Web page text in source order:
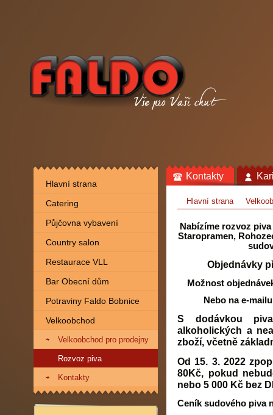
Kontakty
Hlavní strana
Catering
Půjčovna vybavení
Country salon
Restaurace VLL
Bar Obecní dům
Potraviny Faldo Bobnice
Velkoobchod
Velkoobchod pro prodejny
Rozvoz piva
Kontakty
Hlavní strana
Nabízíme rozvoz
Staropramen,
Objednávky
Možnost
Nebo na e-
S dodávkou
alkoholických a
zboží, včetně
Od 15. 3. 2022
80Kč, pokud
nebo 5 000 Kč bez
Ceník sudového piva